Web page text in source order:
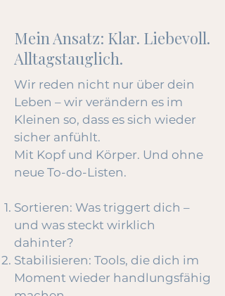
Mein Ansatz: Klar. Liebevoll.
Alltagstauglich.
Wir reden nicht nur über dein
Leben – wir verändern es im
Kleinen so, dass es sich wieder
sicher anfühlt.
Mit Kopf und Körper. Und ohne
neue To-do-Listen.
Sortieren: Was triggert dich –
und was steckt wirklich
dahinter?
Stabilisieren: Tools, die dich im
Moment wieder handlungsfähig